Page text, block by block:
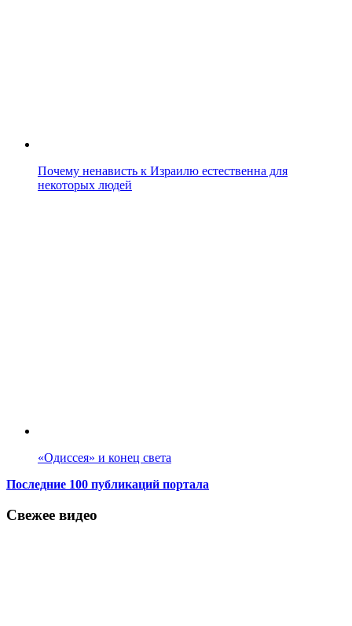
Почему ненависть к Израилю естественна для
некоторых людей
«Одиссея» и конец света
Последние 100 публикаций портала
Свежее видео